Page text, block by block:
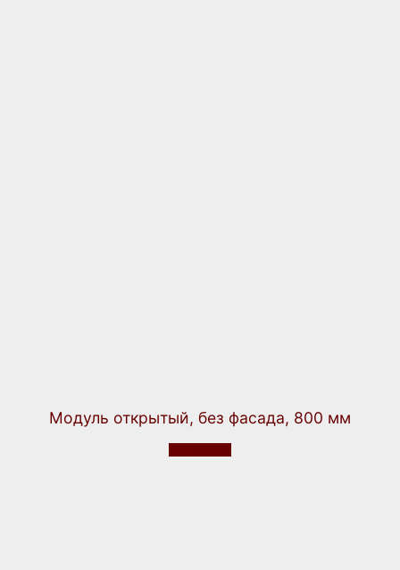
Модуль открытый, без фасада, 800 мм